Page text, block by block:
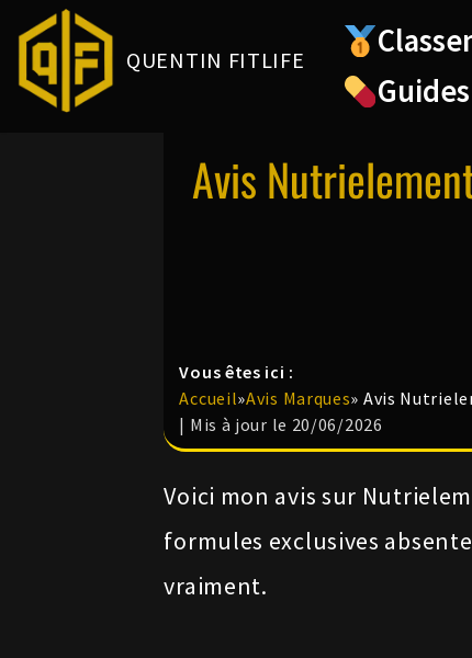
Aller
QUENTIN FITLIFE
Avis
Vous êtes ici :
Accueil»Avis Marques» Avis
| Mis à jour le 20/06/2026
Voici mon avis sur
formules exclusives
vraiment.